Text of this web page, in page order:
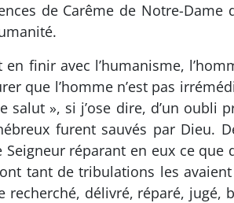
de Carême de Notre-
finir avec l’humanisme,
que l’homme n’est pas
salut », si j’ose dire, d’un oubli
furent sauvés par Dieu.
réparant en eux ce
tant de tribulations les
recherché, délivré, réparé,